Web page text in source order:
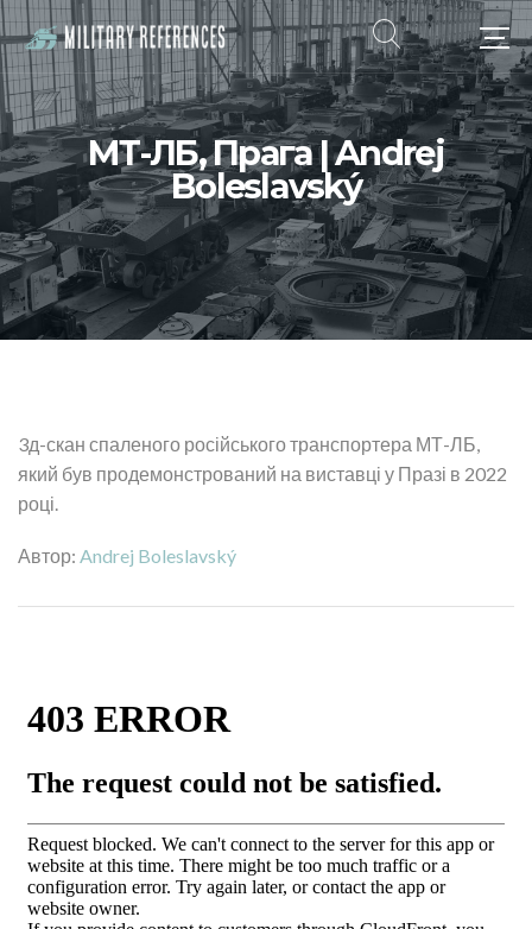
МТ-ЛБ, Прага | Andrej
Boleslavský
3д-скан спаленого російського транспортера МТ-ЛБ,
який був продемонстрований на виставці у Празі в 2022
році.
Автор: Andrej Boleslavský